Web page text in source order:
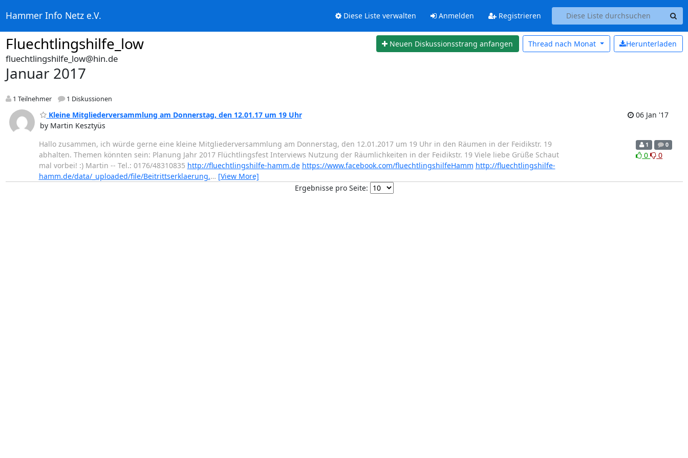
Hammer Info Netz e.V. Diese Liste verwalten Anmelden Registrieren
Fluechtlingshilfe_low Neuen Diskussionsstrang anfangen Herunterladen
Thread nach Monat
fluechtlingshilfe_low@hin.de
Januar 2017
1 Teilnehmer 1 Diskussionen
Kleine Mitgliederversammlung am Donnerstag, den 12.01.17 um 19 Uhr
by Martin Kesztyüs
06 Jan '17
Hallo zusammen, ich würde gerne eine kleine Mitgliederversammlung am Donnerstag, den 12.01.2017 um 19 Uhr in den Räumen in der Feidikstr. 19
abhalten. Themen könnten sein: Planung Jahr 2017 Flüchtlingsfest Interviews Nutzung der Räumlichkeiten in der Feidikstr. 19 Viele liebe Grüße Schaut
mal vorbei! :) Martin -- Tel.: 0176/48310835 http://fluechtlingshilfe-hamm.de https://www.facebook.com/fluechtlingshilfeHamm http://fluechtlingshilfe-
hamm.de/data/_uploaded/file/Beitrittserklaerung.… [View More]
1 0
0 0
Ergebnisse pro Seite: